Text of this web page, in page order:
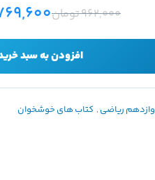
962,000تومان
افزودن به سبد
ریاضی , کتاب های خوشخوان